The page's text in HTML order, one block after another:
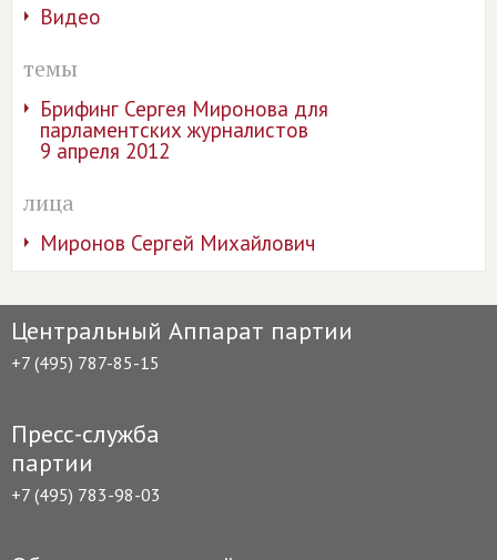
Видео
темы
Брифинг Сергея Миронова для
парламентских журналистов
9 апреля 2012
лица
Миронов Сергей Михайлович
Центральный Аппарат партии
+7 (495) 787-85-15
Пресс-служба
партии
+7 (495) 783-98-03